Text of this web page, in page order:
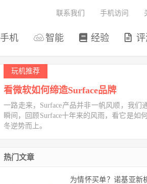
手机 智能 经验 评
联系我们 手机访问
玩机推荐
看微软如何缔造Surface品牌
一路走来，Surface产品并非一帆风顺，我们
瞬间，回顾Surface十年来的风雨，看它是如
冬逆势而上。
热门文章
为情怀买单？诺基亚新